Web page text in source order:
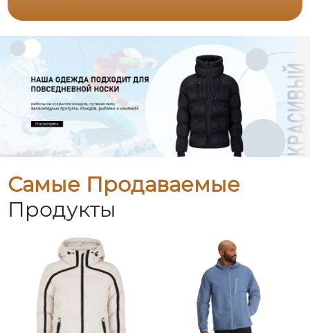
Самые Продаваемые
Продукты